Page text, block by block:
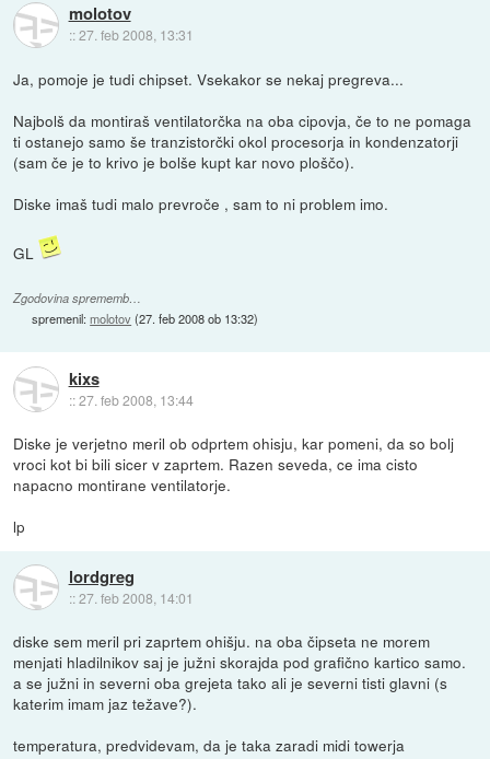
molotov
::27. feb 2008, 13:31
Ja, pomoje je tudi chipset. Vsekakor se nekaj pregreva...
Najbolš da montiraš ventilatorčka na oba cipovja, če to ne pomaga
ti ostanejo samo še tranzistorčki okol procesorja in kondenzatorji
(sam če je to krivo je bolše kupt kar novo ploščo).
Diske imaš tudi malo prevroče , sam to ni problem imo.
GL
Zgodovina sprememb…
spremenil:molotov(27. feb 2008 ob 13:32)
kixs
::27. feb 2008, 13:44
Diske je verjetno meril ob odprtem ohisju, kar pomeni, da so bolj
vroci kot bi bili sicer v zaprtem. Razen seveda, ce ima cisto
napacno montirane ventilatorje.
lp
lordgreg
::27. feb 2008, 14:01
diske sem meril pri zaprtem ohišju. na oba čipseta ne morem
menjati hladilnikov saj je južni skorajda pod grafično kartico samo.
a se južni in severni oba grejeta tako ali je severni tisti glavni (s
katerim imam jaz težave?).
temperatura, predvidevam, da je taka zaradi midi towerja